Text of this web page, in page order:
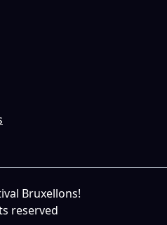
Bruxellons!
reserved